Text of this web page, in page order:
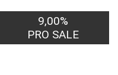
9,00%
PRO SALE